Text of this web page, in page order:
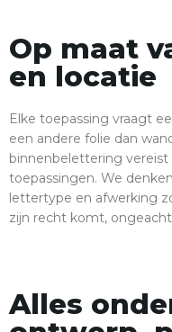
Op maat
en locatie
Elke toepassing vraagt
een andere folie dan
binnenbelettering
toepassingen. We
lettertype en afwerking
zijn recht komt,
Alles